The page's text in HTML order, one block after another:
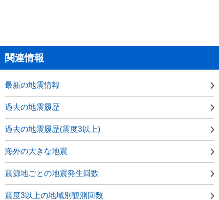
関連情報
最新の地震情報
過去の地震履歴
過去の地震履歴(震度3以上)
海外の大きな地震
震源地ごとの地震発生回数
震度3以上の地域別観測回数